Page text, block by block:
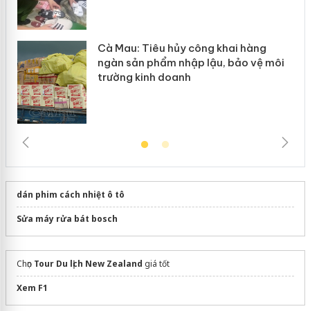
Cà Mau: Tiêu hủy công khai hàng
ngàn sản phẩm nhập lậu, bảo vệ môi
trường kinh doanh
dán phim cách nhiệt ô tô
Sửa máy rửa bát bosch
Chọn Tour Du lịch New Zealand giá tốt
Xem F1